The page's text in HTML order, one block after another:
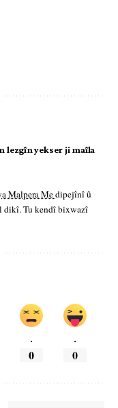
lezgîn yekser ji maîla
Malpera Medipejînî û
dikî. Tu kendî bixwazî
.
0
.
0